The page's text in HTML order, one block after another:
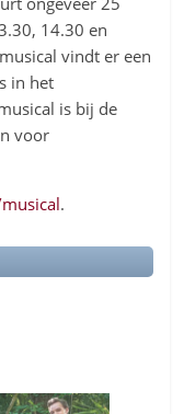
14.30 en
vindt er een
in het
is bij de
voor
.